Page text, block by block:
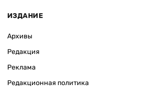
ИЗДАНИЕ
Архивы
Редакция
Реклама
Редакционная политика